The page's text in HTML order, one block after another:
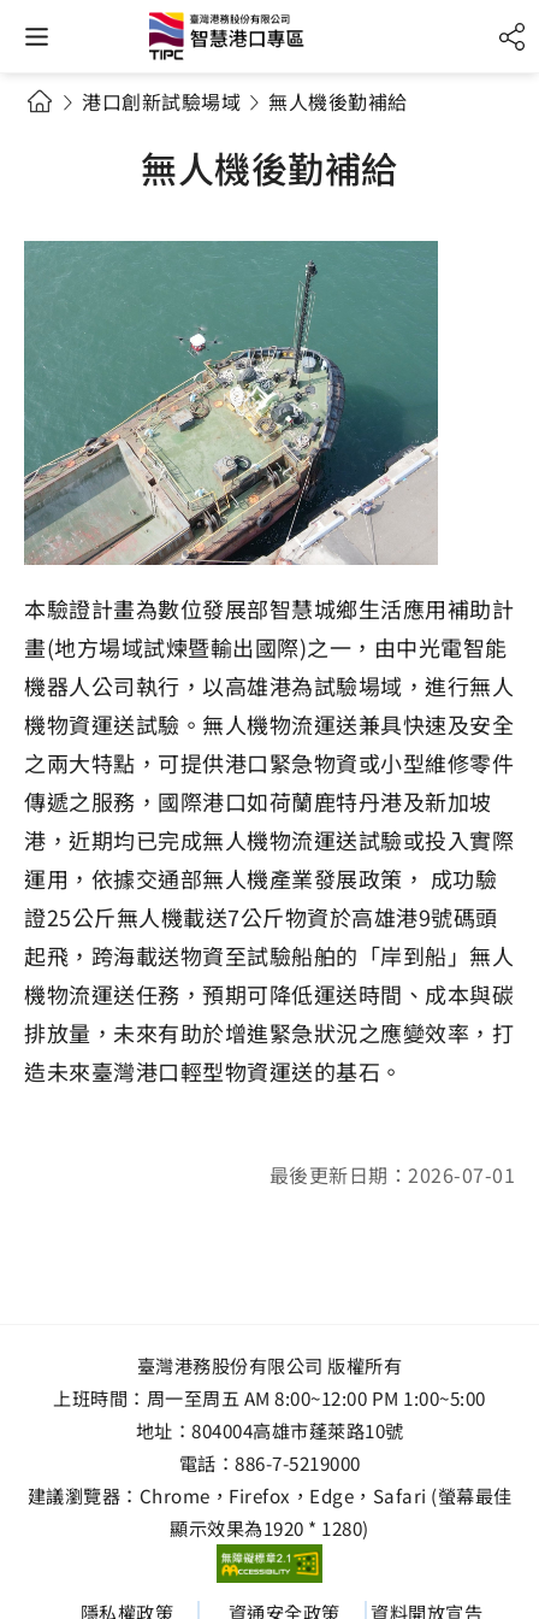
港口創新試驗場域 無人機後勤補給
無人機後勤補給
本驗證計畫為數位發展部智慧城鄉生活應用補助計
畫(地方場域試煉暨輸出國際)之一，由中光電智能
機器人公司執行，以高雄港為試驗場域，進行無人
機物資運送試驗。無人機物流運送兼具快速及安全
之兩大特點，可提供港口緊急物資或小型維修零件
傳遞之服務，國際港口如荷蘭鹿特丹港及新加坡
港，近期均已完成無人機物流運送試驗或投入實際
運用，依據交通部無人機產業發展政策， 成功驗
證25公斤無人機載送7公斤物資於高雄港9號碼頭
起飛，跨海載送物資至試驗船舶的「岸到船」無人
機物流運送任務，預期可降低運送時間、成本與碳
排放量，未來有助於增進緊急狀況之應變效率，打
造未來臺灣港口輕型物資運送的基石。
最後更新日期：2026-07-01
臺灣港務股份有限公司 版權所有
上班時間：周一至周五 AM 8:00~12:00 PM 1:00~5:00
地址： 804004高雄市蓬萊路10號
電話： 886-7-5219000
建議瀏覽器：Chrome，Firefox，Edge，Safari (螢幕最佳
顯示效果為1920 * 1280)
隱私權政策 資通安全政策 資料開放宣告